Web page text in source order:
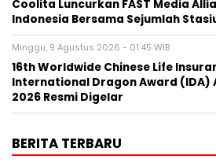
Coolita Luncurkan FAST Media
Indonesia Bersama Sejumlah
Minggu, 9 Agustus 2026 - 01:45 WIB
16th Worldwide Chinese Life
International Dragon Award (IDA)
2026 Resmi Digelar
BERITA TERBARU